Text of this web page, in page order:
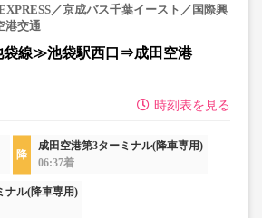
／京成バス千葉イースト／国際興
港交通
線≫池袋駅西口⇒成田空港
時刻表を見る
成田空港第3ターミナル(降車専用)
06:37着
ナル(降車専用)